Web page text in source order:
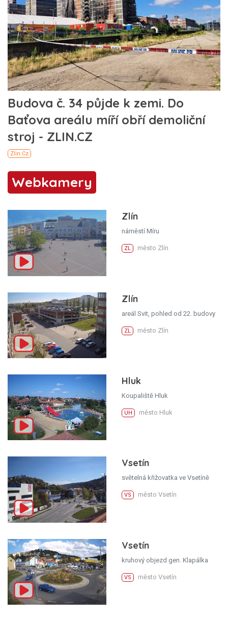
Webkamery
Zlín
náměstí Míru
ZL město Zlín
Zlín
areál Svit, pohled od 22. budovy
ZL město Zlín
Hluk
Koupaliště Hluk
UH město Hluk
Vsetín
světelná křižovatka ve Vsetíně
VS město Vsetín
Vsetín
kruhový objezd gen. Klapálka
VS město Vsetín